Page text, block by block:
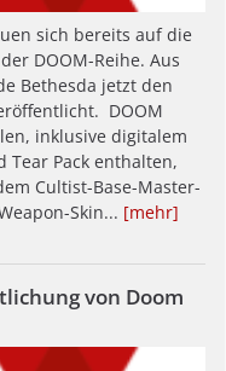
sich bereits auf die
DOOM-Reihe. Aus
Bethesda jetzt den
DOOM
inklusive digitalem
Tear Pack enthalten,
Cultist-Base-Master-
Skin... [mehr]
von Doom